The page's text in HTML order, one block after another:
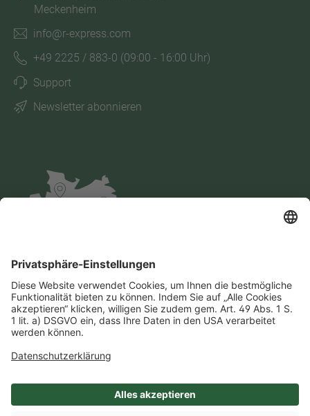
Meckenheim
info@r-express.com
+49 2225 / 883-0 (09:00 - 16:00 Uhr)
Support
Newsletter abonnieren
Impressum Datenschutz AGB